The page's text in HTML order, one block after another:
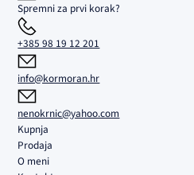
Spremni za prvi korak?
+385 98 19 12 201
info@kormoran.hr
nenokrnic@yahoo.com
Kupnja
Prodaja
O meni